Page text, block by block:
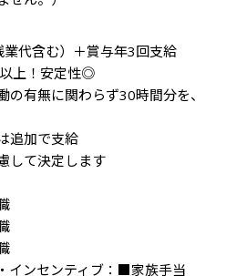
代含む）＋賞与年3回支給
上！安定性◎
有無に関わらず30時間分を、
追加で支給
して決定します
インセンティブ：■家族手当